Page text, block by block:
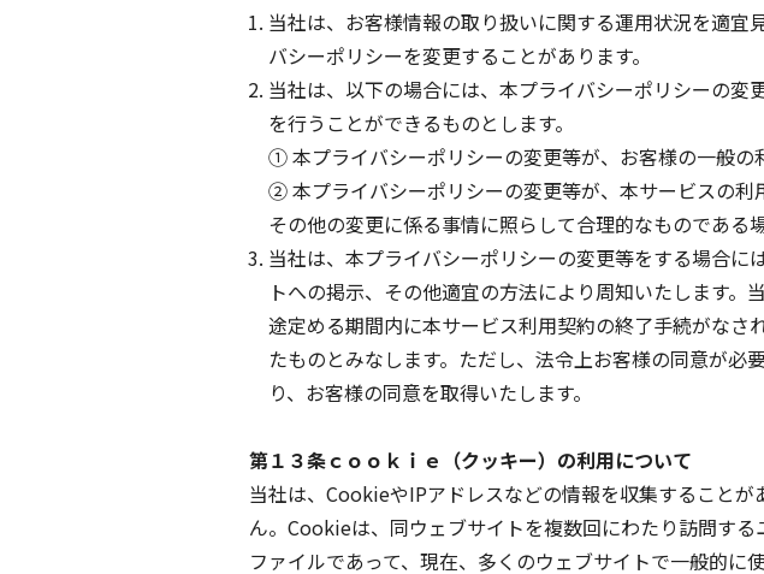
当社は、お客様情報の取り扱いに関する運用状況を適
バシーポリシーを変更することがあります。
当社は、以下の場合には、本プライバシーポリシーの変
を行うことができるものとします。
① 本プライバシーポリシーの変更等が、お客様の一般の
② 本プライバシーポリシーの変更等が、本サービスの
その他の変更に係る事情に照らして合理的なものである
当社は、本プライバシーポリシーの変更等をする場合
トへの掲示、その他適宜の方法により周知いたします
途定める期間内に本サービス利用契約の終了手続がな
たものとみなします。ただし、法令上お客様の同意が
り、お客様の同意を取得いたします。
第１３条ｃｏｏｋｉｅ（クッキー）の利用について
当社は、CookieやIPアドレスなどの情報を収集すること
ん。Cookieは、同ウェブサイトを複数回にわたり訪問す
ファイルであって、現在、多くのウェブサイトで一般的